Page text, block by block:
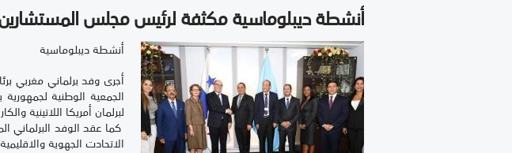
أنشطة ديبلوماسية مكثفة لرئيس مجلس
أنشطة ديبلوماسية
أجرى وفد برلماني مغربي
لبرلمان أمريكا اللاتينية
كما عقد الوفد
الاتحادت الجهوية